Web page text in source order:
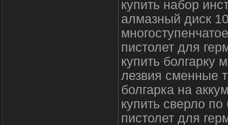
купить набор
алмазный диск
пистолет для
купить болгарку
лезвия сменные
болгарка на
купить сверло
пистолет для